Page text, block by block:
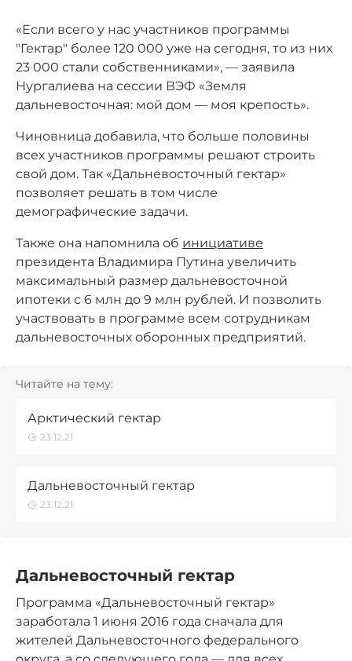
«Если всего у нас участников программы
"Гектар" более 120 000 уже на сегодня, то из них
23 000 стали собственниками», — заявила
Нургалиева на сессии ВЭФ «Земля
дальневосточная: мой дом — моя крепость».
Чиновница добавила, что больше половины
всех участников программы решают строить
свой дом. Так «Дальневосточный гектар»
позволяет решать в том числе
демографические задачи.
Также она напомнила об инициативе
президента Владимира Путина увеличить
максимальный размер дальневосточной
ипотеки с 6 млн до 9 млн рублей. И позволить
участвовать в программе всем сотрудникам
дальневосточных оборонных предприятий.
Читайте на тему:
Арктический гектар
23.12.21
Дальневосточный гектар
23.12.21
Дальневосточный гектар
Программа «Дальневосточный гектар»
заработала 1 июня 2016 года сначала для
жителей Дальневосточного федерального